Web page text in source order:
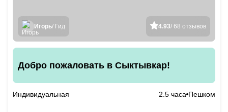
4.93/ 68 отзывов
Игорь/ Гид
Добро пожаловать в Сыктывкар!
Индивидуальная 2.5 часа Пешком